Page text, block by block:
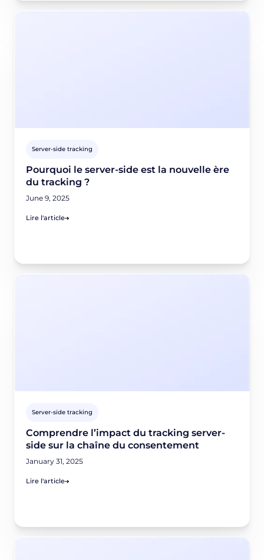
Server-side tracking
Pourquoi le server-side est la nouvelle ère
du tracking ?
June 9, 2025
Lire l'article
Server-side tracking
Comprendre l’impact du tracking server-
side sur la chaîne du consentement
January 31, 2025
Lire l'article